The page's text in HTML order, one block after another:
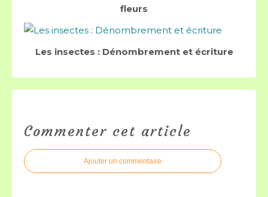
fleurs
Les insectes : Dénombrement et écriture
Commenter cet article
Ajouter un commentaire